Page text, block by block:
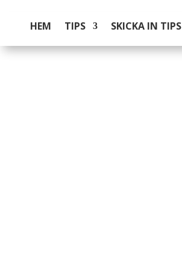
HEM TIPS SKICKA IN TIPS